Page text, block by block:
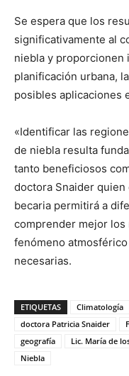
Se espera que los
significativamente al
niebla y proporcionen
planificación urbana,
posibles aplicaciones
«Identificar las
de niebla resulta
tanto beneficiosos
doctora Snaider
becaria permitirá a
comprender mejor los
fenómeno
necesarias.
ETIQUETAS Climatología
doctora Patricia Snaider
geografía
Lic. María de
Niebla